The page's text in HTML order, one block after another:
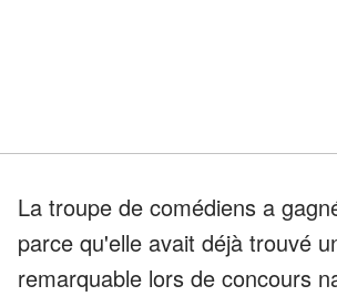
La troupe de comédiens a
parce qu'elle avait déjà trouvé
remarquable lors de concours